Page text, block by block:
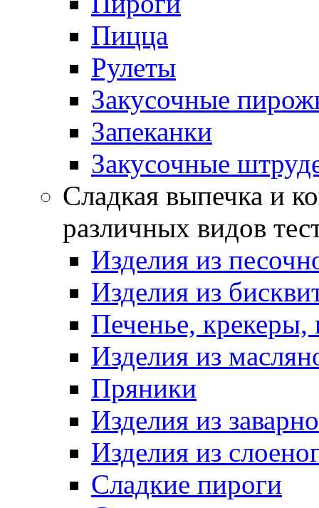
Пицца
Рулеты
Закусочные
Запеканки
Закусочные
Сладкая выпечка и
различных видов
Изделия из
Изделия из
Печенье, крекеры,
Изделия из
Пряники
Изделия из
Изделия из
Сладкие пироги